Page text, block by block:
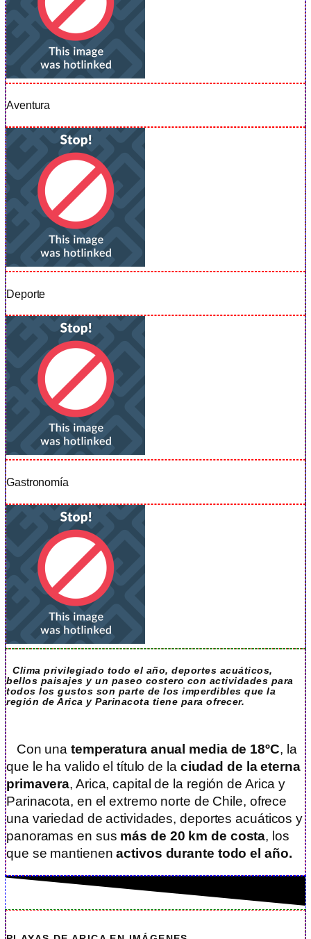
Aventura
Deporte
Gastronomía
Clima privilegiado todo el año, deportes acuáticos,
bellos paisajes y un paseo costero con actividades para
todos los gustos son parte de los imperdibles que la
región de Arica y Parinacota tiene para ofrecer.
Con una temperatura anual media de 18ºC, la
que le ha valido el título de la ciudad de la eterna
primavera, Arica, capital de la región de Arica y
Parinacota, en el extremo norte de Chile, ofrece
una variedad de actividades, deportes acuáticos y
panoramas en sus más de 20 km de costa, los
que se mantienenactivos durante todo el año.